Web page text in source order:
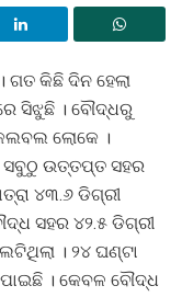
ଗତ କିଛି ଦିନ ହେଲା
ସିଝୁଛି । ବୌଦ୍ଧରୁ
ଲୋକେ ।
ସବୁଠୁ ଉତ୍ତପ୍ତ ସହର
୪୩.୬ ଡିଗ୍ରୀ
ସହର ୪୨.୫ ଡିଗ୍ରୀ
। ୨୪ ଘଣ୍ଟା
। କେବଳ ବୌଦ୍ଧ